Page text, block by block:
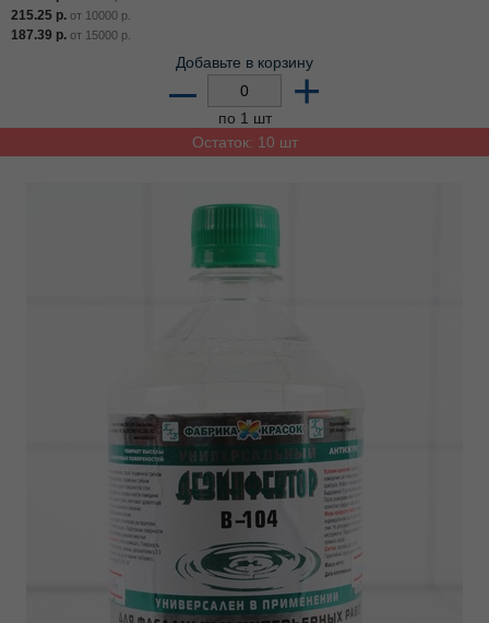
215.25 р. от 10000 р.
187.39 р. от 15000 р.
Добавьте в корзину
– +
по 1 шт
Остаток: 10 шт